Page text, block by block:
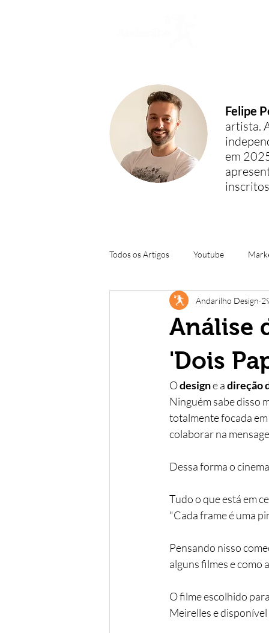
Felipe
artista.
em
Todos os Artigos Youtube
Relacionamento Branding
Internet
Edição Audiovisual
Análise
'Dois
Andarilho Design
O design e a direção
Ninguém sabe disso
totalmente focada
colaborar na
Dessa forma o
Tudo o que está em
"Cada frame é uma
Pensando nisso
alguns filmes e como
O filme escolhido
Meirelles e